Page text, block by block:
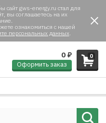
gws-energy.ru стал для
вы соглашаетесь на их
ознакомиться с нашей
персональных данных.
0
0 ₽
Оформить заказ